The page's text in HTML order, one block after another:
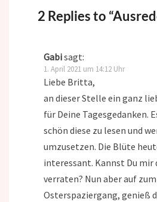
2 Replies to
Gabisagt:
1. April 2021 um 14:12 Uhr
Liebe Britta,
an dieser Stelle ein ganz
für Deine Tagesgedanken.
schön diese zu lesen und
umzusetzen. Die Blüte
interessant. Kannst Du mir
verraten? Nun aber auf zum
Osterspaziergang, genieß